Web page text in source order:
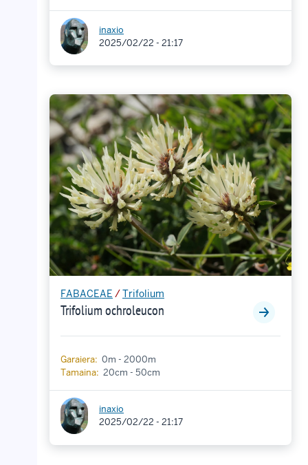
inaxio
2025/02/22 - 21:17
FABACEAE /Trifolium
Trifolium ochroleucon
Garaiera: 0m - 2000m
Tamaina: 20cm - 50cm
inaxio
2025/02/22 - 21:17